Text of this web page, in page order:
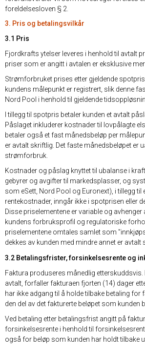
foreldelsesloven § 2.
3. Pris og betalingsvilkår
3.1 Pris
Fjordkrafts ytelser leveres i henhold til avtalt
priser som er angitt i avtalen er eksklusive
Strømforbruket prises etter gjeldende
kundens målepunkt er registrert, slik denne
Nord Pool i henhold til gjeldende
I tillegg til spotpris betaler kunden et avtalt
Påslaget inkluderer kostnader til lovpålagte
betaler også et fast månedsbeløp per
er avtalt skriftlig. Det faste månedsbeløpet er
strømforbruk.
Kostnader og påslag knyttet til ubalanse i
gebyrer og avgifter til markedsplasser, og
som eSett, Nord Pool og Euronext), i tillegg til
rentekostnader, inngår ikke i spotprisen eller
Disse priselementene er variable og
kundens forbruksprofil og regulatoriske
priselementene omtales samlet som
dekkes av kunden med mindre annet er avtalt
3.2 Betalingsfrister, forsinkelsesrente og
Faktura produseres månedlig etterskuddsvis.
avtalt, forfaller fakturaen fjorten (14) dager
har ikke adgang til å holde tilbake betaling for
den del av det fakturerte beløpet som kunden
Ved betaling etter betalingsfrist angitt på
forsinkelsesrente i henhold til
også for beløp som kunden har holdt tilbake